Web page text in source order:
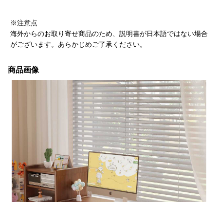
※注意点
海外からのお取り寄せ商品のため、説明書が日本語ではない場合
がございます。あらかじめご了承ください。
商品画像